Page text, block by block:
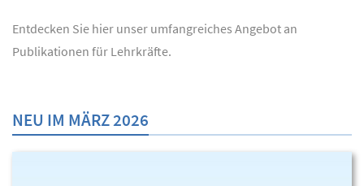
Entdecken Sie hier unser umfangreiches Angebot an
Publikationen für Lehrkräfte.
NEU IM MÄRZ 2026